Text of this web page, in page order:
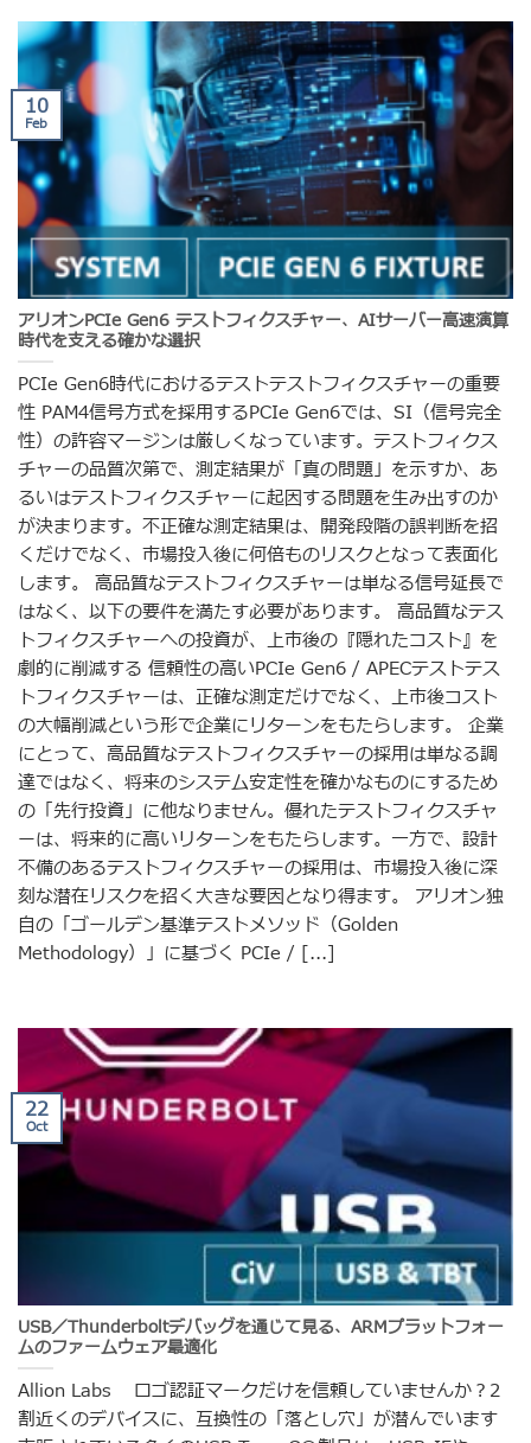
アリオンPCIe Gen6 テストフィクスチャー、AIサーバー高速演算
時代を支える確かな選択
PCIe Gen6時代におけるテストテストフィクスチャーの重要
性 PAM4信号方式を採用するPCIe Gen6では、SI（信号完全
性）の許容マージンは厳しくなっています。テストフィクス
チャーの品質次第で、測定結果が「真の問題」を示すか、あ
るいはテストフィクスチャーに起因する問題を生み出すのか
が決まります。不正確な測定結果は、開発段階の誤判断を招
くだけでなく、市場投入後に何倍ものリスクとなって表面化
します。 高品質なテストフィクスチャーは単なる信号延長で
はなく、以下の要件を満たす必要があります。 高品質なテス
トフィクスチャーへの投資が、上市後の『隠れたコスト』を
劇的に削減する 信頼性の高いPCIe Gen6 / APECテストテス
トフィクスチャーは、正確な測定だけでなく、上市後コスト
の大幅削減という形で企業にリターンをもたらします。 企業
にとって、高品質なテストフィクスチャーの採用は単なる調
達ではなく、将来のシステム安定性を確かなものにするため
の「先行投資」に他なりません。優れたテストフィクスチャ
ーは、将来的に高いリターンをもたらします。一方で、設計
不備のあるテストフィクスチャーの採用は、市場投入後に深
刻な潜在リスクを招く大きな要因となり得ます。 アリオン独
自の「ゴールデン基準テストメソッド（Golden
Methodology）」に基づく PCIe / [...]
10
Feb
USB／Thunderboltデバッグを通じて見る、ARMプラットフォー
ムのファームウェア最適化
Allion Labs ロゴ認証マークだけを信頼していませんか？2
割近くのデバイスに、互換性の「落とし穴」が潜んでいます
22
Oct